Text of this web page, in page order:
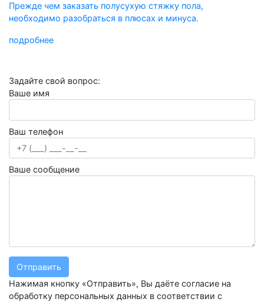
Прежде чем заказать полусухую стяжку пола,
необходимо разобраться в плюсах и минуса.
подробнее
Задайте свой вопрос:
Ваше имя
Ваш телефон
Ваше сообщение
Отправить
Нажимая кнопку «Отправить», Вы даёте согласие на
обработку персональных данных в соответствии с